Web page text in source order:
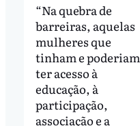
“Na quebra de
barreiras, aquelas
mulheres que
tinham e poderiam
ter acesso à
educação, à
participação,
associação e a